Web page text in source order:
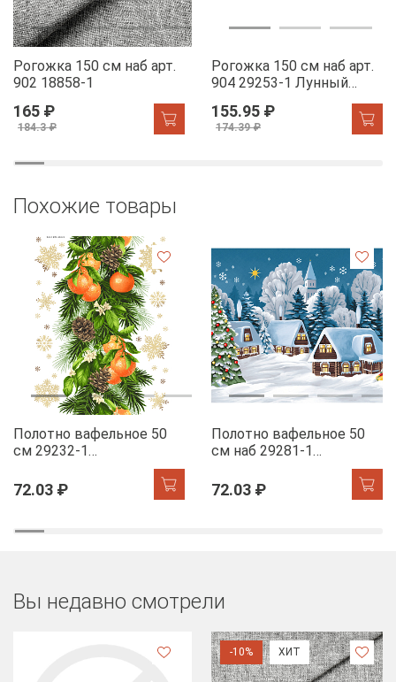
Рогожка 150 см наб арт.
902 18858-1
165 ₽
184.3 ₽
Рогожка 150 см наб арт.
904 29253-1 Лунный
155.95 ₽
174.39 ₽
Похожие товары
Полотно вафельное 50
см 29232-1
Мандариновый коктель
72.03 ₽
Полотно вафельное 50
см наб 29281-1
72.03 ₽
Вы недавно смотрели
-10% ХИТ